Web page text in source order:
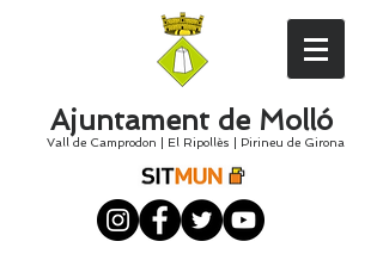
Ajuntament de Molló
Vall de Camprodon El Ripollès Pirineu de Girona